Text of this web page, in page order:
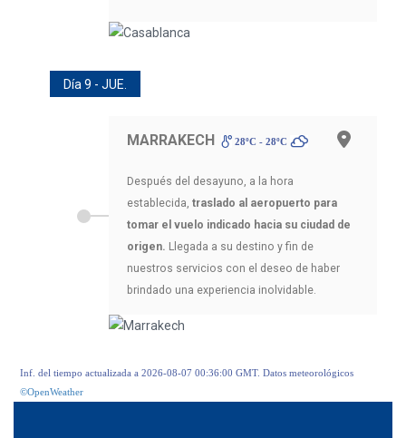
Día 9 - JUE.
MARRAKECH 28ºC - 28ºC
Después del desayuno, a la hora
establecida, traslado al aeropuerto para
tomar el vuelo indicado hacia su ciudad de
origen. Llegada a su destino y fin de
nuestros servicios con el deseo de haber
brindado una experiencia inolvidable.
Inf. del tiempo actualizada a 2026-08-07 00:36:00 GMT. Datos meteorológicos
©OpenWeather